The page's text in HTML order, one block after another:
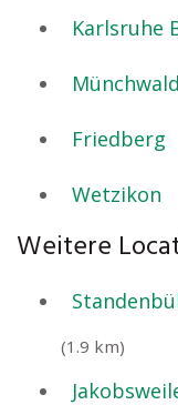
Karlsruhe
Münchwald
Friedberg
Wetzikon
Weitere
(1.9 km)